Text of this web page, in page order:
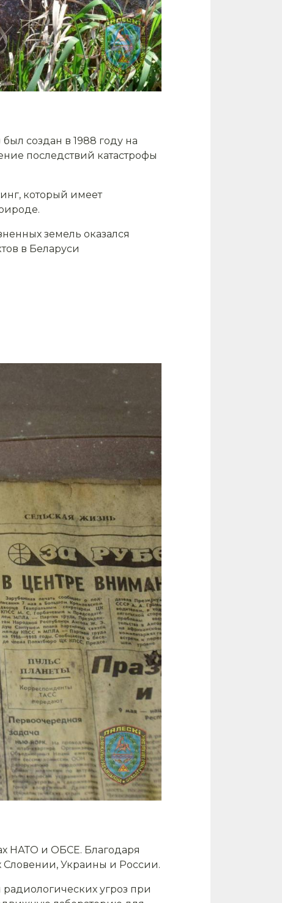
создан в 1988 году на
последствий катастрофы
который имеет
земель оказался
в Беларуси
НАТО и ОБСЕ. Благодаря
Словении, Украины и России.
угроз при